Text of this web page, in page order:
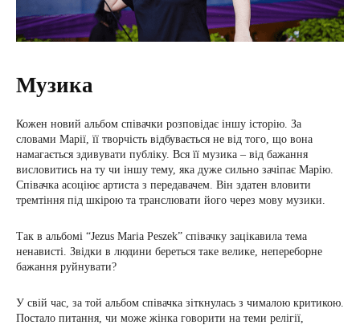
Музика
Кожен новий альбом співачки розповідає іншу історію. За
словами Марії, її творчість відбувається не від того, що вона
намагається здивувати публіку. Вся її музика – від бажання
висловитись на ту чи іншу тему, яка дуже сильно зачіпає Марію.
Співачка асоціює артиста з передавачем. Він здатен вловити
тремтіння під шкірою та транслювати його через мову музики.
Так в альбомі “Jezus Maria Peszek” співачку зацікавила тема
ненависті. Звідки в людини береться таке велике, непереборне
бажання руйнувати?
У свій час, за той альбом співачка зіткнулась з чималою критикою.
Постало питання, чи може жінка говорити на теми релігії,